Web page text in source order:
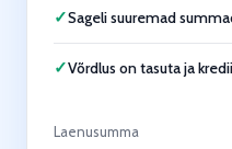
✓Sageli suuremad
✓Võrdlus on tasuta ja
Laenusumma